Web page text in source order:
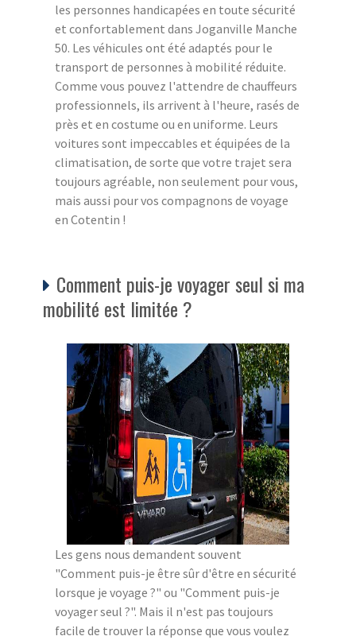
les personnes handicapées en toute sécurité
et confortablement dans Joganville Manche
50. Les véhicules ont été adaptés pour le
transport de personnes à mobilité réduite.
Comme vous pouvez l'attendre de chauffeurs
professionnels, ils arrivent à l'heure, rasés de
près et en costume ou en uniforme. Leurs
voitures sont impeccables et équipées de la
climatisation, de sorte que votre trajet sera
toujours agréable, non seulement pour vous,
mais aussi pour vos compagnons de voyage
en Cotentin !
Comment puis-je voyager seul si ma
mobilité est limitée ?
Les gens nous demandent souvent
"Comment puis-je être sûr d'être en sécurité
lorsque je voyage ?" ou "Comment puis-je
voyager seul ?". Mais il n'est pas toujours
facile de trouver la réponse que vous voulez